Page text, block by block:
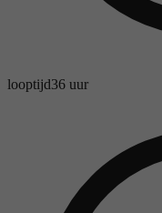
looptijd36 uur